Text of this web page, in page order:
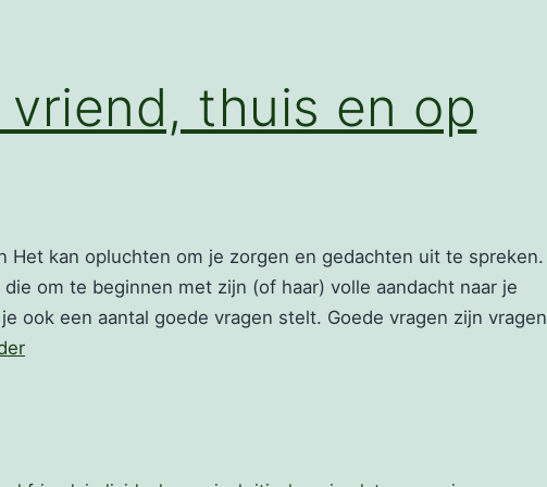
thuis en op
Het kan opluchten om je zorgen en gedachten uit te spreken.
om te beginnen met zijn (of haar) volle aandacht naar je
ook een aantal goede vragen stelt. Goede vragen zijn vragen
De